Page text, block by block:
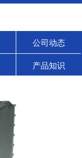
公司动态
产品知识